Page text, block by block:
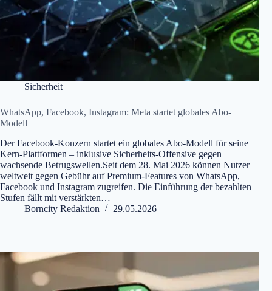
Sicherheit
WhatsApp, Facebook, Instagram: Meta startet globales Abo-
Modell
Der Facebook-Konzern startet ein globales Abo-Modell für seine
Kern-Plattformen – inklusive Sicherheits-Offensive gegen
wachsende Betrugswellen.Seit dem 28. Mai 2026 können Nutzer
weltweit gegen Gebühr auf Premium-Features von WhatsApp,
Facebook und Instagram zugreifen. Die Einführung der bezahlten
Stufen fällt mit verstärkten…
Borncity Redaktion
29.05.2026